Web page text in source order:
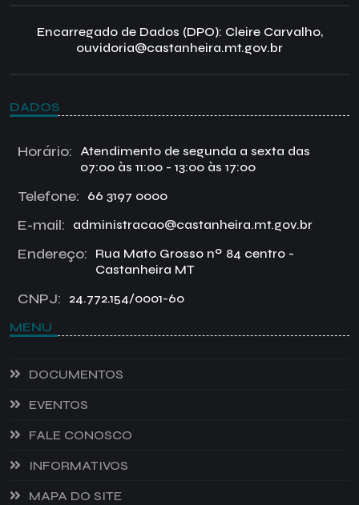
Encarregado de Dados (DPO): Cleire Carvalho,
ouvidoria@castanheira.mt.gov.br
DADOS
Horário:
Atendimento de segunda a sexta das
07:00 às 11:00 - 13:00 às 17:00
Telefone: 66 3197 0000
E-mail: administracao@castanheira.mt.gov.br
Endereço:
Rua Mato Grosso nº 84 centro -
Castanheira MT
CNPJ: 24.772.154/0001-60
MENU
DOCUMENTOS
EVENTOS
FALE CONOSCO
INFORMATIVOS
MAPA DO SITE